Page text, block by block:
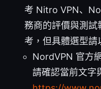
考 Nitro VPN、
務商的評價與測試
考，但具體選型請
NordVPN 官方
請確認當前文字